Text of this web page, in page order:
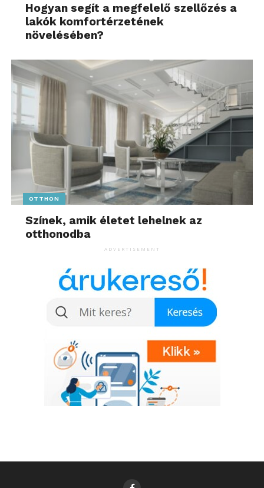
Hogyan segít a megfelelő szellőzés a
lakók komfortérzetének
növelésében?
OTTHON
Színek, amik életet lehelnek az
otthonodba
ADVERTISEMENT